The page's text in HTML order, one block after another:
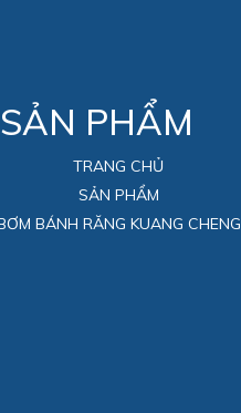
SẢN PHẨM
TRANG CHỦ
SẢN PHẨM
BÁNH RĂNG KUANG CHENG